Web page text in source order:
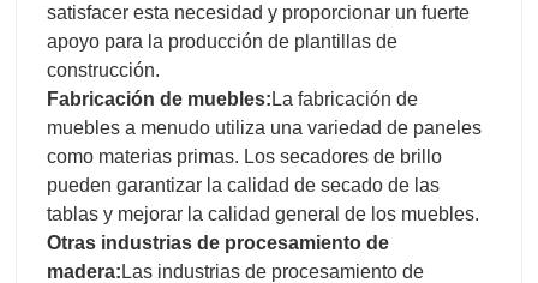
satisfacer esta necesidad y proporcionar un fuerte
apoyo para la producción de plantillas de
construcción.
Fabricación de muebles: La fabricación de
muebles a menudo utiliza una variedad de paneles
como materias primas. Los secadores de brillo
pueden garantizar la calidad de secado de las
tablas y mejorar la calidad general de los muebles.
Otras industrias de procesamiento de
madera: Las industrias de procesamiento de